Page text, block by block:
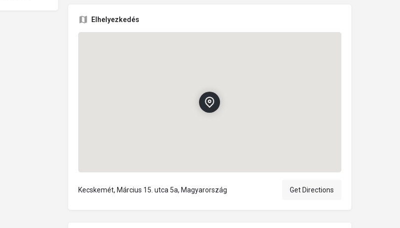
Elhelyezkedés
Kecskemét, Március 15. utca 5a, Magyarország Get Directions